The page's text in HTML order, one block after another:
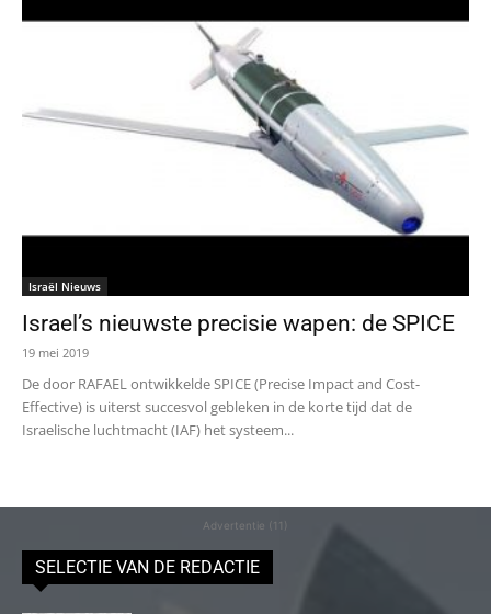
Israël Nieuws
Israel’s nieuwste precisie wapen: de SPICE
19 mei 2019
De door RAFAEL ontwikkelde SPICE (Precise Impact and Cost-
Effective) is uiterst succesvol gebleken in de korte tijd dat de
Israelische luchtmacht (IAF) het systeem...
Advertentie (11)
SELECTIE VAN DE REDACTIE